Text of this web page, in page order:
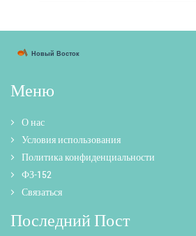
Меню
О нас
Условия использования
Политика конфиденциальности
ФЗ-152
Связаться
Последний Пост